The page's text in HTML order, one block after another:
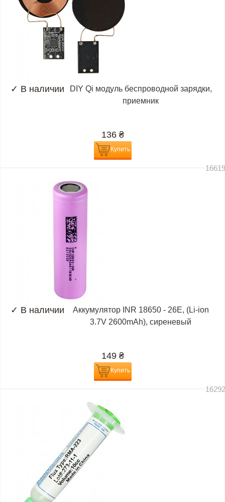
✓ В наличии
DIY Qi модуль беспроводной зарядки,
приемник
136 ₴
Купить
✓ В наличии
Аккумулятор INR 18650 - 26E, (Li-ion
3.7V 2600mAh), сиреневый
149 ₴
Купить